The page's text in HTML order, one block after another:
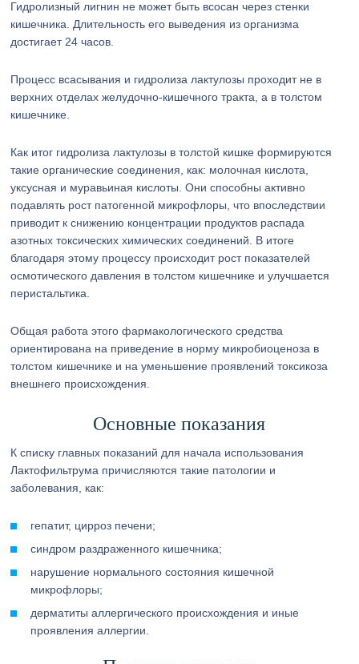
Гидролизный лигнин не может быть всосан через стенки
кишечника. Длительность его выведения из организма
достигает 24 часов.
Процесс всасывания и гидролиза лактулозы проходит не в
верхних отделах желудочно-кишечного тракта, а в толстом
кишечнике.
Как итог гидролиза лактулозы в толстой кишке формируются
такие органические соединения, как: молочная кислота,
уксусная и муравьиная кислоты. Они способны активно
подавлять рост патогенной микрофлоры, что впоследствии
приводит к снижению концентрации продуктов распада
азотных токсических химических соединений. В итоге
благодаря этому процессу происходит рост показателей
осмотического давления в толстом кишечнике и улучшается
перистальтика.
Общая работа этого фармакологического средства
ориентирована на приведение в норму микробиоценоза в
толстом кишечнике и на уменьшение проявлений токсикоза
внешнего происхождения.
Основные показания
К списку главных показаний для начала использования
Лактофильтрума причисляются такие патологии и
заболевания, как:
гепатит, цирроз печени;
синдром раздраженного кишечника;
нарушение нормального состояния кишечной
микрофлоры;
дерматиты аллергического происхождения и иные
проявления аллергии.